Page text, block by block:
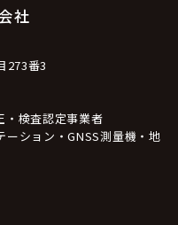
社
273番3
・検査認定事業者
ション・GNSS測量機・地